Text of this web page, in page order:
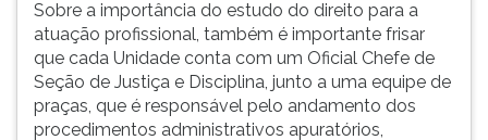
Sobre a importância do estudo do direito para a
atuação profissional, também é importante frisar
que cada Unidade conta com um Oficial Chefe de
Seção de Justiça e Disciplina, junto a uma equipe de
praças, que é responsável pelo andamento dos
procedimentos administrativos apuratórios,